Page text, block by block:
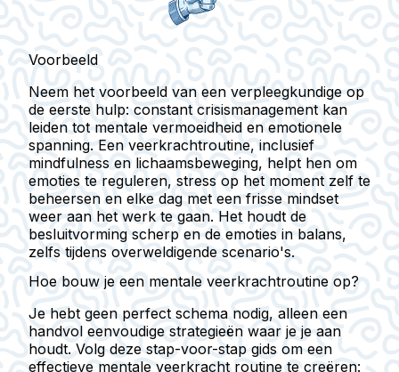
Voorbeeld
Neem het voorbeeld van een verpleegkundige op
de eerste hulp: constant crisismanagement kan
leiden tot mentale vermoeidheid en emotionele
spanning. Een veerkrachtroutine, inclusief
mindfulness en lichaamsbeweging, helpt hen om
emoties te reguleren, stress op het moment zelf te
beheersen en elke dag met een frisse mindset
weer aan het werk te gaan. Het houdt de
besluitvorming scherp en de emoties in balans,
zelfs tijdens overweldigende scenario's.
Hoe bouw je een mentale veerkrachtroutine op?
Je hebt geen perfect schema nodig, alleen een
handvol eenvoudige strategieën waar je je aan
houdt. Volg deze stap-voor-stap gids om een
effectieve mentale veerkracht routine te creëren: